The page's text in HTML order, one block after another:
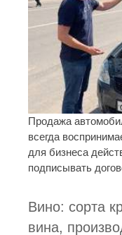
Продажа
всегда
для бизнеса
подписывать
Вино: сорта
вина,